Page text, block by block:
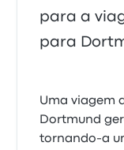
para a
para
Uma viagem
Dortmund
tornando-a